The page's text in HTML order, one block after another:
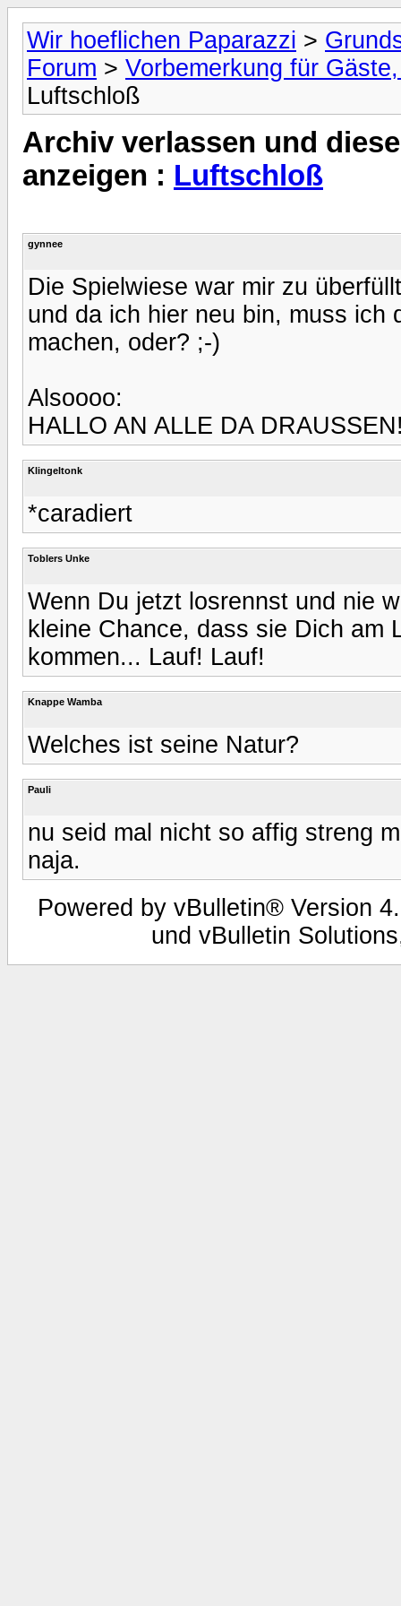
Wir hoeflichen Paparazzi >
Forum > Vorbemerkung für
Luftschloß
Archiv verlassen und
anzeigen : Luftschloß
gynnee
Die Spielwiese war mir zu
und da ich hier neu bin, muss ich
machen, oder? ;-)
Alsoooo:
HALLO AN ALLE DA
Klingeltonk
*caradiert
Toblers Unke
Wenn Du jetzt losrennst und nie
kleine Chance, dass sie Dich am
kommen... Lauf! Lauf!
Knappe Wamba
Welches ist seine Natur?
Pauli
nu seid mal nicht so affig streng
naja.
Powered by vBulletin® Version
und vBulletin